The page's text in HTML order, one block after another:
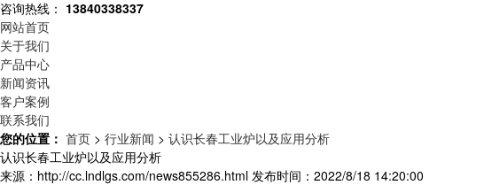
咨询热线： 13840338337
网站首页
关于我们
产品中心
新闻资讯
客户案例
联系我们
您的位置： 首页 > 行业新闻 > 认识长春工业炉以及应用分析
认识长春工业炉以及应用分析
来源：http://cc.lndlgs.com/news855286.html 发布时间：2022/8/18 14:20:00